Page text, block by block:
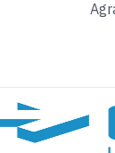
del mundo.
empresarios